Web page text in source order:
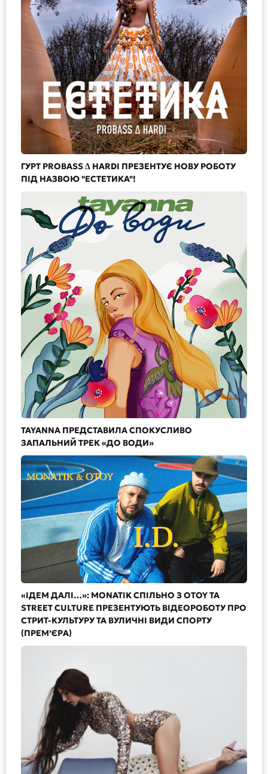
ГУРТ PROBASS ∆ HARDI ПРЕЗЕНТУЄ НОВУ РОБОТУ
ПІД НАЗВОЮ "ЕСТЕТИКА"!
TAYANNA ПРЕДСТАВИЛА СПОКУСЛИВО
ЗАПАЛЬНИЙ ТРЕК «ДО ВОДИ»
«ІДЕМ ДАЛІ…»: MONATIK СПІЛЬНО З OTOY ТА
STREET CULTURE ПРЕЗЕНТУЮТЬ ВІДЕОРОБОТУ ПРО
СТРИТ-КУЛЬТУРУ ТА ВУЛИЧНІ ВИДИ СПОРТУ
(ПРЕМ’ЄРА)